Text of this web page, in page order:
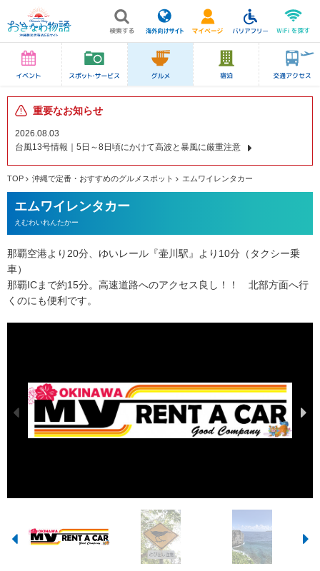
重要なお知らせ
2026.08.03
台風13号情報｜5日～8日頃にかけて高波と暴風に厳重注意
TOP 沖縄で定番・おすすめのグルメスポット エムワイレンタカー
エムワイレンタカー
えむわいれんたかー
那覇空港より20分、ゆいレール『壷川駅』より10分（タクシー乗
車）
那覇ICまで約15分。高速道路へのアクセス良し！！ 北部方面へ行
くのにも便利です。